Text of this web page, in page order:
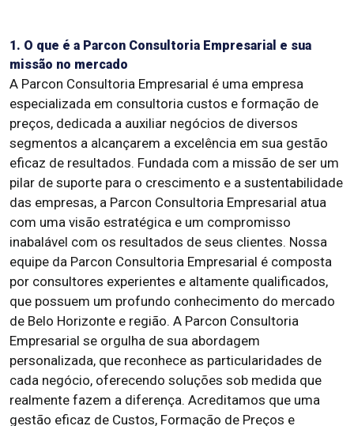
1. O que é a Parcon Consultoria Empresarial e sua
missão no mercado
A Parcon Consultoria Empresarial é uma empresa
especializada em consultoria custos e formação de
preços, dedicada a auxiliar negócios de diversos
segmentos a alcançarem a excelência em sua gestão
eficaz de resultados. Fundada com a missão de ser um
pilar de suporte para o crescimento e a sustentabilidade
das empresas, a Parcon Consultoria Empresarial atua
com uma visão estratégica e um compromisso
inabalável com os resultados de seus clientes. Nossa
equipe da Parcon Consultoria Empresarial é composta
por consultores experientes e altamente qualificados,
que possuem um profundo conhecimento do mercado
de Belo Horizonte e região. A Parcon Consultoria
Empresarial se orgulha de sua abordagem
personalizada, que reconhece as particularidades de
cada negócio, oferecendo soluções sob medida que
realmente fazem a diferença. Acreditamos que uma
gestão eficaz de Custos, Formação de Preços e